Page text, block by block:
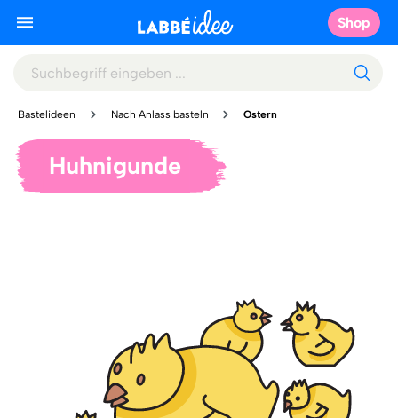
Shop
Bastelideen Nach Anlass basteln Ostern
Huhnigunde